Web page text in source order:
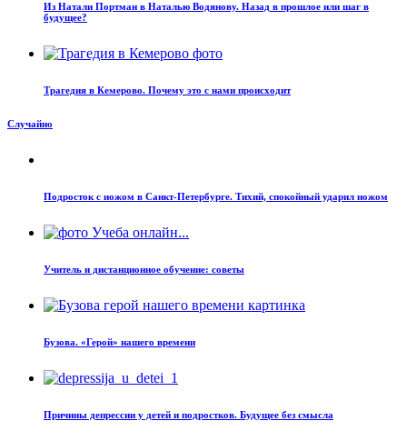
Из Натали Портман в Наталью Водянову. Назад в прошлое или шаг в
будущее?
Трагедия в Кемерово. Почему это с нами происходит
Случайно
Подросток с ножом в Санкт-Петербурге. Тихий, спокойный ударил ножом
Учитель и дистанционное обучение: советы
Бузова. «Герой» нашего времени
Причины депрессии у детей и подростков. Будущее без смысла